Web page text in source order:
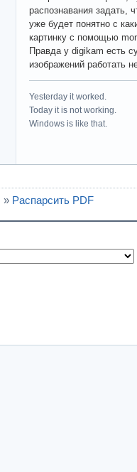
распознавания задать,
уже будет понятно с
картинку с помощью
Правда у digikam есть
изображений работать
Yesterday it worked.
Today it is not working.
Windows is like that.
» Распарсить PDF